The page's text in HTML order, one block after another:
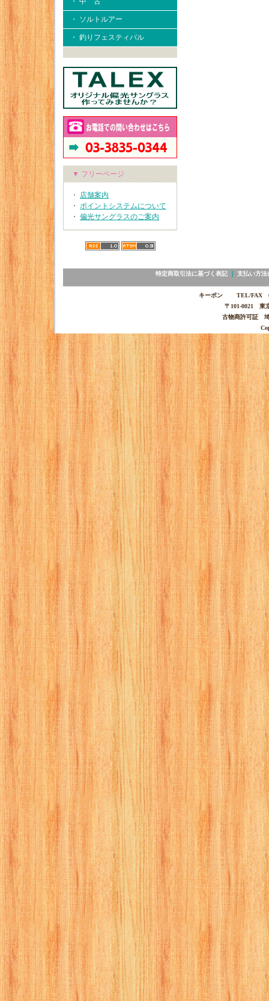
・ ソルトルアー
・ 釣りフェスティバル
▼ フリーページ
・ 店舗案内
・ ポイントシステムについて
・ 偏光サングラスのご案内
特定商取引法に基づく表記｜ 支払い方法
キーポン TEL/FAX
〒101-0021 東
古物商許可証